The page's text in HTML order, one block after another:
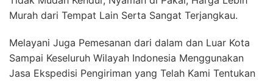
Murah dari Tempat Lain Serta Sangat Terjangkau.
Melayani Juga Pemesanan dari dalam dan Luar Kota
Sampai Keseluruh Wilayah Indonesia Menggunakan
Jasa Ekspedisi Pengiriman yang Telah Kami Tentukan